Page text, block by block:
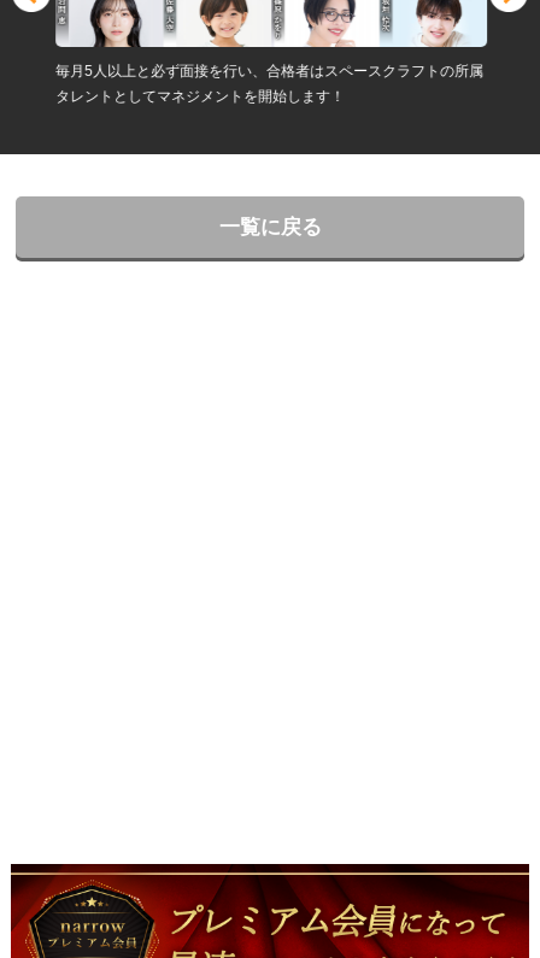
毎月5人以上と必ず面接を行い、合格者はスペースクラフトの所属
タレントとしてマネジメントを開始します！
一覧に戻る